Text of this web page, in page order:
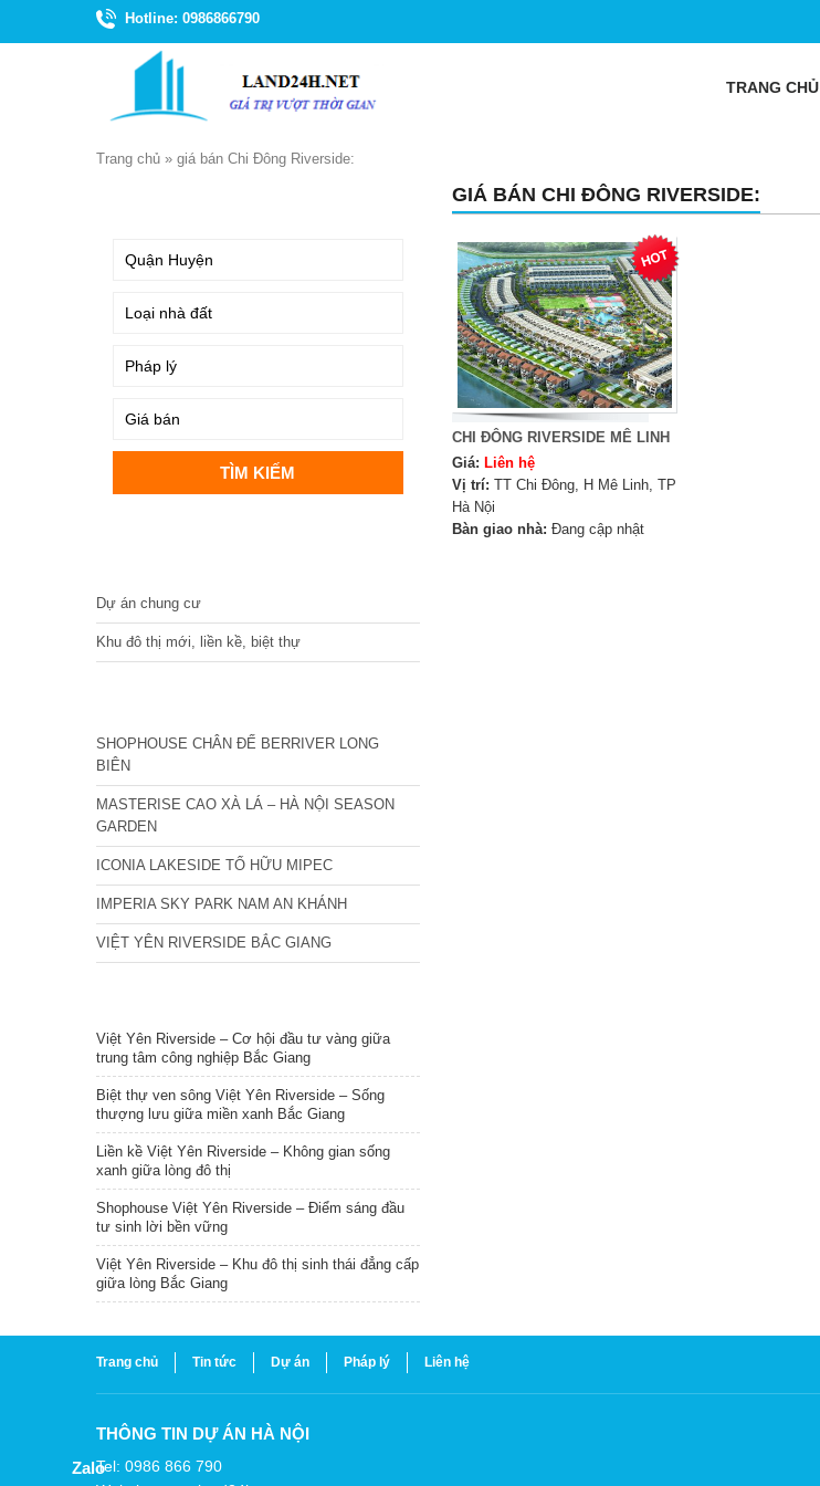
Hotline: 0986866790
TRANG CHỦ
Trang chủ » giá bán Chi Đông Riverside:
GIÁ BÁN CHI ĐÔNG RIVERSIDE:
CHI ĐÔNG RIVERSIDE MÊ LINH
Giá: Liên hệ
Vị trí: TT Chi Đông, H Mê Linh, TP
Hà Nội
Bàn giao nhà: Đang cập nhật
Dự án chung cư
Khu đô thị mới, liền kề, biệt thự
SHOPHOUSE CHÂN ĐẾ BERRIVER LONG
BIÊN
MASTERISE CAO XÀ LÁ – HÀ NỘI SEASON
GARDEN
ICONIA LAKESIDE TỐ HỮU MIPEC
IMPERIA SKY PARK NAM AN KHÁNH
VIỆT YÊN RIVERSIDE BẮC GIANG
Việt Yên Riverside – Cơ hội đầu tư vàng giữa
trung tâm công nghiệp Bắc Giang
Biệt thự ven sông Việt Yên Riverside – Sống
thượng lưu giữa miền xanh Bắc Giang
Liền kề Việt Yên Riverside – Không gian sống
xanh giữa lòng đô thị
Shophouse Việt Yên Riverside – Điểm sáng đầu
tư sinh lời bền vững
Việt Yên Riverside – Khu đô thị sinh thái đẳng cấp
giữa lòng Bắc Giang
Trang chủ Tin tức Dự án Pháp lý Liên hệ
THÔNG TIN DỰ ÁN HÀ NỘI
Tel: 0986 866 790
Zalo